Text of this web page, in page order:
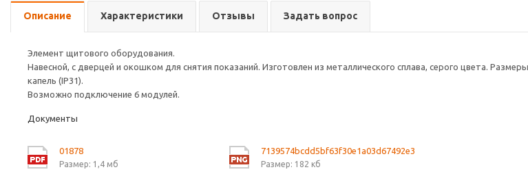
Описание Характеристики Отзывы Задать вопрос
Элемент щитового оборудования.
Навесной, с дверцей и окошком для снятия показаний. Изготовлен из металлического сплава, серого цвета.
капель (IP31).
Возможно подключение 6 модулей.
Документы
01878
Размер: 1,4 мб
7139574bcdd5bf63f30e1a03d67492e3
Размер: 182 кб